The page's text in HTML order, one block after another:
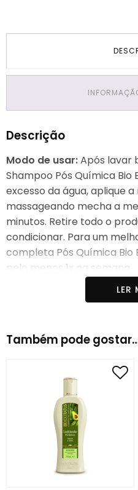
Descrição
Modo de usar:Após lavar
Shampoo Pós Química
excesso da água, aplique
massageando mecha a
minutos. Retire todo o
condicionar. Para um
completa Pós Química Bio
pelo menos 1x na semana.
Tratar
Indicado para:Cabelos
LER
Também pode